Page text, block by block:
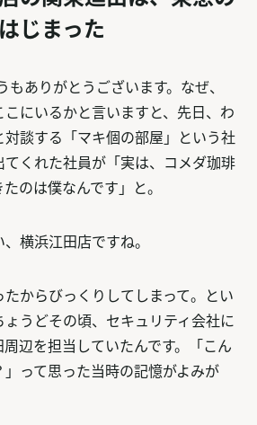
じまった
もありがとうございます。なぜ、
にいるかと言いますと、先日、わ
対談する「マキ個の部屋」という社
てくれた社員が「実は、コメダ珈琲
のは僕なんです」と。
、横浜江田店ですね。
たからびっくりしてしまって。とい
うどその頃、セキュリティ会社に
辺を担当していたんです。「こん
って思った当時の記憶がよみが